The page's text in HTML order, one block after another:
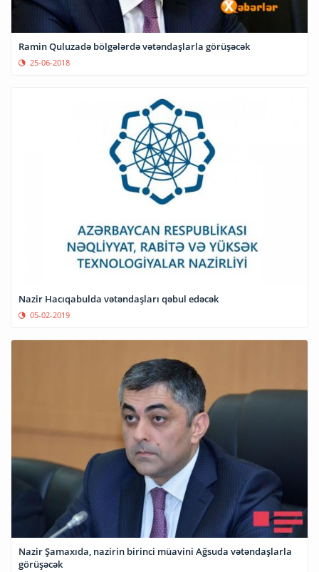
Ramin Quluzadə bölgələrdə vətəndaşlarla görüşəcək
25-06-2018
Nazir Hacıqabulda vətəndaşları qəbul edəcək
05-02-2019
Nazir Şamaxıda, nazirin birinci müavini Ağsuda vətəndaşlarla
görüşəcək